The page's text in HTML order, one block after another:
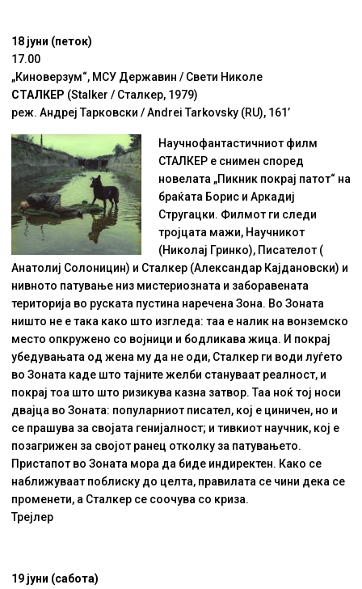
18 јуни (петок)
17.00
„Киноверзум“, МСУ Державин / Свети Николе
СТАЛКЕР (Stalker / Сталкер, 1979)
реж. Андреј Тарковски / Andrei Tarkovsky (RU), 161’
Научнофантастичниот филм
СТАЛКЕР е снимен според
новелата „Пикник покрај патот“ на
браќата Борис и Аркадиј
Стругацки. Филмот ги следи
тројцата мажи, Научникот
(Николај Гринко), Писателот (
Анатолиј Солоницин) и Сталкер (Александар Кајдановски) и
нивното патување низ мистериозната и заборавената
територија во руската пустина наречена Зона. Во Зоната
ништо не е така како што изгледа: таа е налик на вонземско
место опкружено со војници и бодликава жица. И покрај
убедувањата од жена му да не оди, Сталкер ги води луѓето
во Зоната каде што тајните желби стануваат реалност, и
покрај тоа што што ризикува казна затвор. Таа ноќ тој носи
двајца во Зоната: популарниот писател, кој е циничен, но и
се прашува за својата генијалност; и тивкиот научник, кој е
позагрижен за својот ранец отколку за патувањето.
Пристапот во Зоната мора да биде индиректен. Како се
наближуваат поблиску до целта, правилата се чини дека се
променети, а Сталкер се соочува со криза.
Трејлер
19 јуни (сабота)